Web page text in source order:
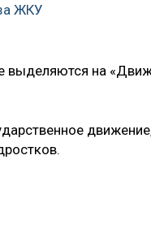
ЖКУ
выделяются на